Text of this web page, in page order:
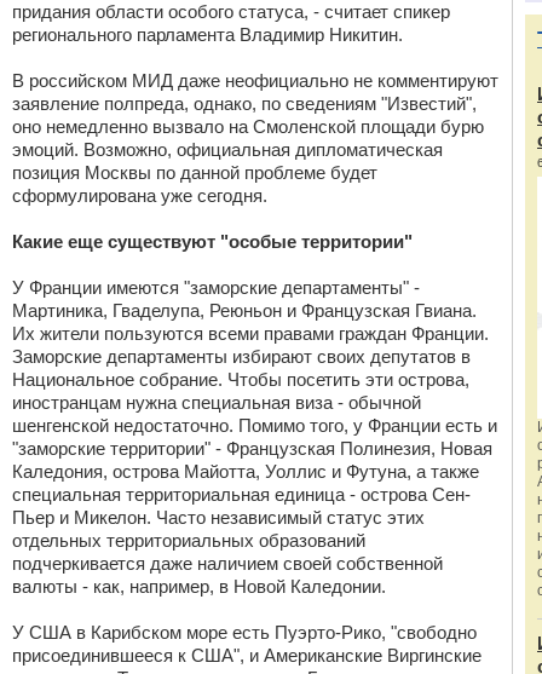
придания области особого статуса, - считает спикер
регионального парламента Владимир Никитин.
В российском МИД даже неофициально не комментируют
заявление полпреда, однако, по сведениям "Известий",
оно немедленно вызвало на Смоленской площади бурю
эмоций. Возможно, официальная дипломатическая
позиция Москвы по данной проблеме будет
сформулирована уже сегодня.
Какие еще существуют "особые территории"
У Франции имеются "заморские департаменты" -
Мартиника, Гваделупа, Реюньон и Французская Гвиана.
Их жители пользуются всеми правами граждан Франции.
Заморские департаменты избирают своих депутатов в
Национальное собрание. Чтобы посетить эти острова,
иностранцам нужна специальная виза - обычной
шенгенской недостаточно. Помимо того, у Франции есть и
"заморские территории" - Французская Полинезия, Новая
Каледония, острова Майотта, Уоллис и Футуна, а также
специальная территориальная единица - острова Сен-
Пьер и Микелон. Часто независимый статус этих
отдельных территориальных образований
подчеркивается даже наличием своей собственной
валюты - как, например, в Новой Каледонии.
У США в Карибском море есть Пуэрто-Рико, "свободно
присоединившееся к США", и Американские Виргинские